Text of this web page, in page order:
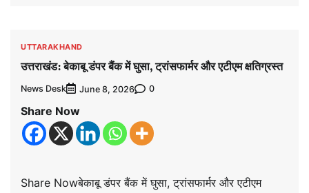
UTTARAKHAND
उत्तराखंड: बेकाबू डंपर बैंक में घुसा, ट्रांसफार्मर और एटीएम क्षतिग्रस्त
News Desk June 8, 2026 0
Share Now
Share Nowबेकाबू डंपर बैंक में घुसा, ट्रांसफार्मर और एटीएम